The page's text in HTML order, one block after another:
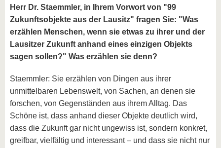
Herr Dr. Staemmler, in Ihrem Vorwort von "99
Zukunftsobjekte aus der Lausitz" fragen Sie: "Was
erzählen Menschen, wenn sie etwas zu ihrer und der
Lausitzer Zukunft anhand eines einzigen Objekts
sagen sollen?" Was erzählen sie denn?
Staemmler: Sie erzählen von Dingen aus ihrer
unmittelbaren Lebenswelt, von Sachen, an denen sie
forschen, von Gegenständen aus ihrem Alltag. Das
Schöne ist, dass anhand dieser Objekte deutlich wird,
dass die Zukunft gar nicht ungewiss ist, sondern konkret,
greifbar, vielfältig und interessant – und dass sie nicht nur